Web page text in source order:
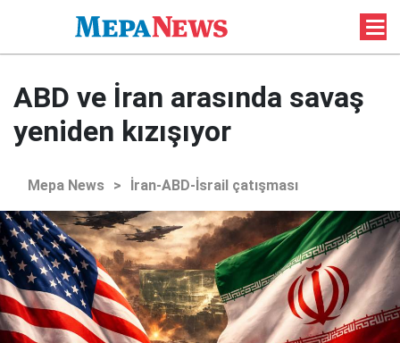
ABD ve İran arasında savaş
yeniden kızışıyor
Mepa News > İran-ABD-İsrail çatışması